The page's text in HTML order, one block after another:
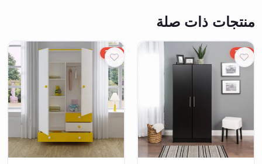
منتجات ذات صلة
20%
20%